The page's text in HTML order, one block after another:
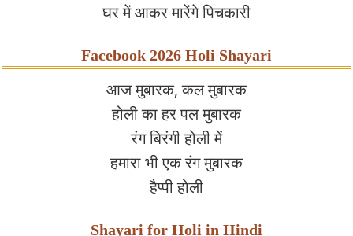
घर में आकर मारेंगे पिचकारी
Facebook 2026 Holi Shayari
आज मुबारक, कल मुबारक
होली का हर पल मुबारक
रंग बिरंगी होली में
हमारा भी एक रंग मुबारक
हैप्पी होली
Shayari for Holi in Hindi